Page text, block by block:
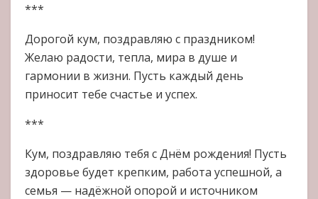
***
Дорогой кум, поздравляю с праздником!
Желаю радости, тепла, мира в душе и
гармонии в жизни. Пусть каждый день
приносит тебе счастье и успех.
***
Кум, поздравляю тебя с Днём рождения! Пусть
здоровье будет крепким, работа успешной, а
семья — надёжной опорой и источником